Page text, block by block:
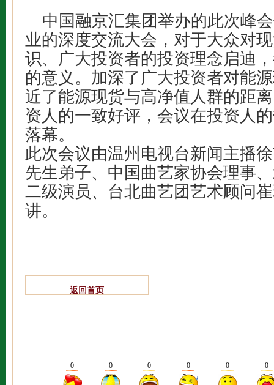
中国融京汇集团举办的此次峰
业的深度交流大会，对于大众对
识、广大投资者的投资理念启迪
的意义。加深了广大投资者对能
近了能源现货与高净值人群的距
资人的一致好评，会议在投资人
落幕。
此次会议由温州电视台新闻主播
先生弟子、中国曲艺家协会理事
二级演员、台北曲艺团艺术顾问
讲。
返回首页